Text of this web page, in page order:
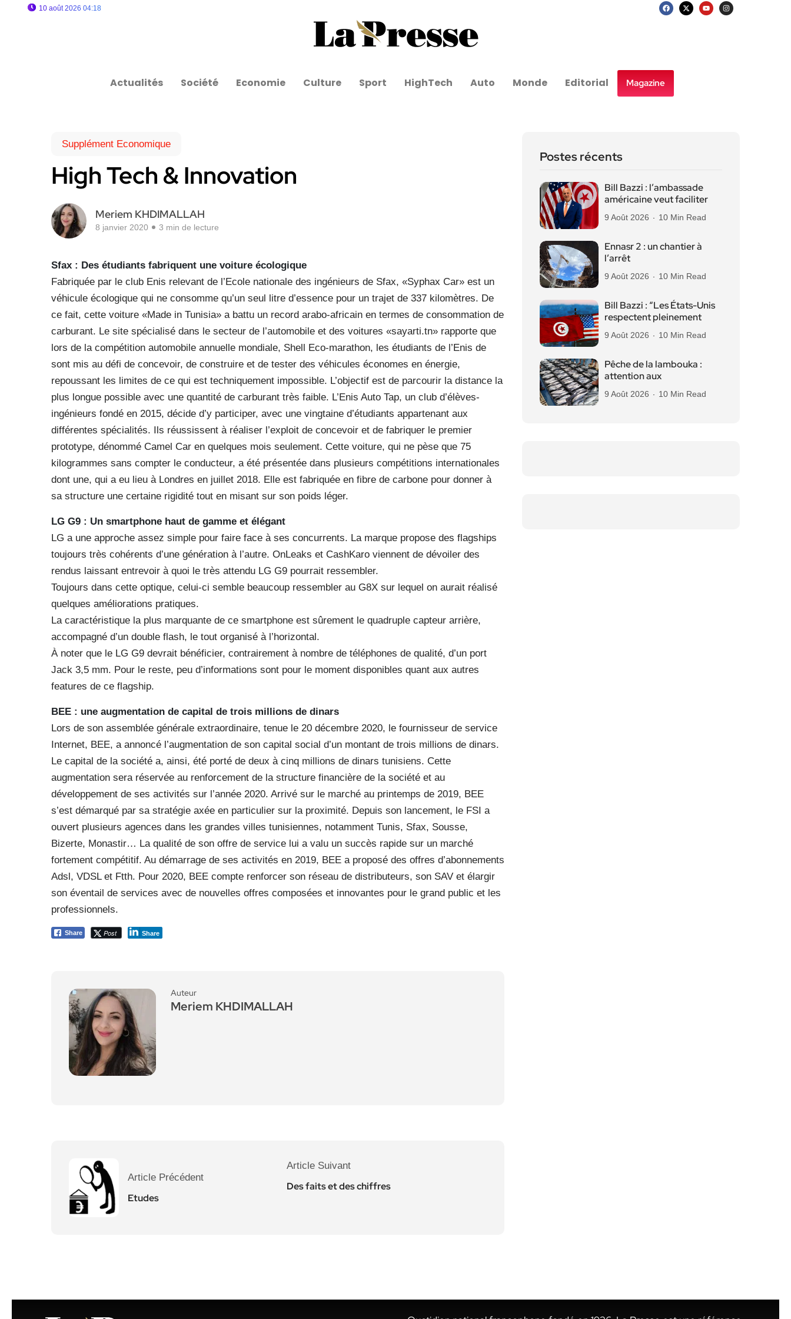
10 août 2026 04:18
Actualités Société Economie Culture Sport HighTech Auto Monde Editorial Magazine
Supplément Economique
High Tech & Innovation
Meriem KHDIMALLAH
8 janvier 2020 3 min de lecture
Sfax : Des étudiants fabriquent une voiture écologique
Fabriquée par le club Enis relevant de l’Ecole nationale des ingénieurs de Sfax, «Syphax Car» est un
véhicule écologique qui ne consomme qu’un seul litre d’essence pour un trajet de 337 kilomètres. De
ce fait, cette voiture «Made in Tunisia» a battu un record arabo-africain en termes de consommation de
carburant. Le site spécialisé dans le secteur de l’automobile et des voitures «sayarti.tn» rapporte que
lors de la compétition automobile annuelle mondiale, Shell Eco-marathon, les étudiants de l’Enis de
sont mis au défi de concevoir, de construire et de tester des véhicules économes en énergie,
repoussant les limites de ce qui est techniquement impossible. L’objectif est de parcourir la distance la
plus longue possible avec une quantité de carburant très faible. L’Enis Auto Tap, un club d’élèves-
ingénieurs fondé en 2015, décide d’y participer, avec une vingtaine d’étudiants appartenant aux
différentes spécialités. Ils réussissent à réaliser l’exploit de concevoir et de fabriquer le premier
prototype, dénommé Camel Car en quelques mois seulement. Cette voiture, qui ne pèse que 75
kilogrammes sans compter le conducteur, a été présentée dans plusieurs compétitions internationales
dont une, qui a eu lieu à Londres en juillet 2018. Elle est fabriquée en fibre de carbone pour donner à
sa structure une certaine rigidité tout en misant sur son poids léger.
LG G9 : Un smartphone haut de gamme et élégant
LG a une approche assez simple pour faire face à ses concurrents. La marque propose des flagships
toujours très cohérents d’une génération à l’autre. OnLeaks et CashKaro viennent de dévoiler des
rendus laissant entrevoir à quoi le très attendu LG G9 pourrait ressembler.
Toujours dans cette optique, celui-ci semble beaucoup ressembler au G8X sur lequel on aurait réalisé
quelques améliorations pratiques.
La caractéristique la plus marquante de ce smartphone est sûrement le quadruple capteur arrière,
accompagné d’un double flash, le tout organisé à l’horizontal.
À noter que le LG G9 devrait bénéficier, contrairement à nombre de téléphones de qualité, d’un port
Jack 3,5 mm. Pour le reste, peu d’informations sont pour le moment disponibles quant aux autres
features de ce flagship.
BEE : une augmentation de capital de trois millions de dinars
Lors de son assemblée générale extraordinaire, tenue le 20 décembre 2020, le fournisseur de service
Internet, BEE, a annoncé l’augmentation de son capital social d’un montant de trois millions de dinars.
Le capital de la société a, ainsi, été porté de deux à cinq millions de dinars tunisiens. Cette
augmentation sera réservée au renforcement de la structure financière de la société et au
développement de ses activités sur l’année 2020. Arrivé sur le marché au printemps de 2019, BEE
s’est démarqué par sa stratégie axée en particulier sur la proximité. Depuis son lancement, le FSI a
ouvert plusieurs agences dans les grandes villes tunisiennes, notamment Tunis, Sfax, Sousse,
Bizerte, Monastir… La qualité de son offre de service lui a valu un succès rapide sur un marché
fortement compétitif. Au démarrage de ses activités en 2019, BEE a proposé des offres d’abonnements
Adsl, VDSL et Ftth. Pour 2020, BEE compte renforcer son réseau de distributeurs, son SAV et élargir
son éventail de services avec de nouvelles offres composées et innovantes pour le grand public et les
professionnels.
Share Post Share
Auteur
Meriem KHDIMALLAH
Article Précédent
Etudes
Article Suivant
Des faits et des chiffres
Postes récents
Bill Bazzi : l’ambassade
américaine veut faciliter
9 Août 2026 10 Min Read
Ennasr 2 : un chantier à
l’arrêt
9 Août 2026 10 Min Read
Bill Bazzi : “Les États-Unis
respectent pleinement
9 Août 2026 10 Min Read
Pêche de la lambouka :
attention aux
9 Août 2026 10 Min Read